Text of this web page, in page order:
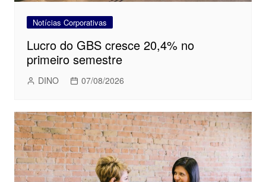
Notícias Corporativas
Lucro do GBS cresce 20,4% no
primeiro semestre
DINO 07/08/2026